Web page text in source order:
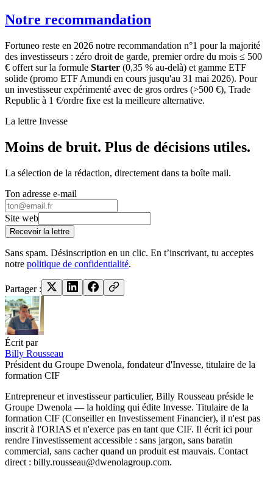
Notre recommandation
Fortuneo reste en 2026 notre recommandation n°1 pour la majorité
des investisseurs : zéro droit de garde, premier ordre du mois ≤ 500
€ offert sur la formule Starter (0,35 % au-delà) et gamme ETF
solide (promo ETF Amundi en cours jusqu'au 31 mai 2026). Pour
un investisseur expérimenté avec de gros ordres (>500 €), Trade
Republic à 1 €/ordre fixe est la meilleure alternative.
La lettre Invesse
Moins de bruit. Plus de décisions utiles.
La sélection de la rédaction, directement dans ta boîte mail.
Ton adresse e-mail
Site web
Recevoir la lettre
Sans spam. Désinscription en un clic. En t’inscrivant, tu acceptes
notre politique de confidentialité.
Partager :
Écrit par
Billy Rousseau
Président du Groupe Dwenola, fondateur d'Invesse, titulaire de la
formation CIF
Entrepreneur et investisseur particulier, Billy Rousseau préside le
Groupe Dwenola — la holding qui édite Invesse. Titulaire de la
formation CIF (Conseiller en Investissement Financier), il n'est pas
inscrit à l'ORIAS et n'exerce pas en tant que CIF. Il écrit ici pour
rendre l'investissement accessible : sans jargon, sans baratin
commercial, sans cacher quand un produit est mauvais. Contact
direct : billy.rousseau@dwenolagroup.com.